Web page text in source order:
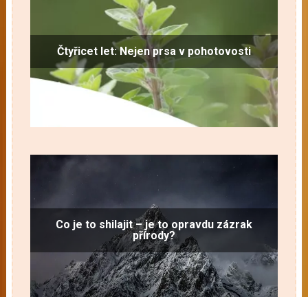
Čtyřicet let: Nejen prsa v pohotovosti
Co je to shilajit – je to opravdu zázrak
přírody?